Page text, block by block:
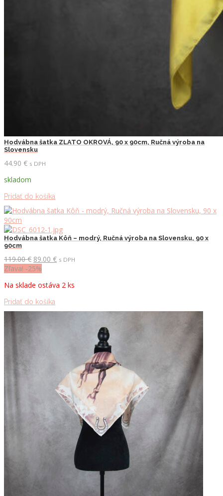
Hodvábna šatka ZLATO OKROVÁ, 90 x 90cm, Ručná výroba na
Slovensku
44.90 € s DPH
skladom
Pridať do košíka
Hodvábna šatka Kôň – modrý, Ručná výroba na Slovensku, 90 x
90cm
119.00€ Pôvodná
cena
119.00 €.
89.00 €Aktuálna
89.00 €.
s DPH
Zľava! -25%
Na sklade ostáva 2 ks
Pridať do košíka